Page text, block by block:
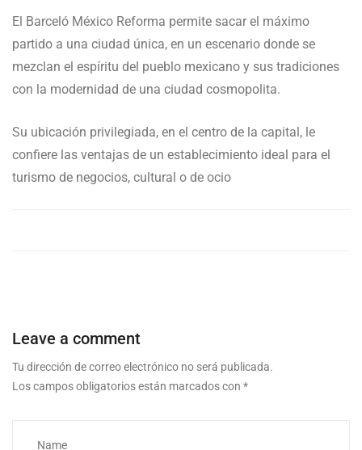
El Barceló México Reforma permite sacar el máximo
partido a una ciudad única, en un escenario donde se
mezclan el espíritu del pueblo mexicano y sus tradiciones
con la modernidad de una ciudad cosmopolita.
Su ubicación privilegiada, en el centro de la capital, le
confiere las ventajas de un establecimiento ideal para el
turismo de negocios, cultural o de ocio
Leave a comment
Tu dirección de correo electrónico no será publicada.
Los campos obligatorios están marcados con *